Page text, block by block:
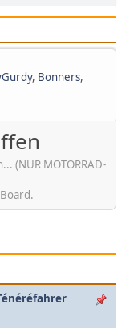
, Bonners,
(NUR MOTORRAD-